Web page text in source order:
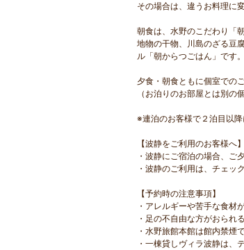
その場合は、違うお料理に
朝食は、水野のこだわり「
地物の干物、川島のざる豆
ル「朝からつごはん」です。
夕食・朝食ともに個室での
（お泊りのお部屋とは別の
※連泊のお客様で２泊目以
【波静をご利用のお客様へ】
・波静にご宿泊の場合、ご
・波静のご利用は、チェッ
【予約時の注意事項】
・アレルギーや苦手な食材
・足の不自由な方がおられ
・水野旅館本館は館内禁煙
・一棟貸しヴィラ波静は、